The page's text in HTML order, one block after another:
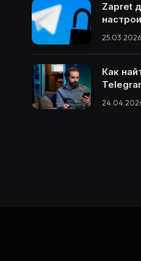
Zapret
25.03.2026
Как